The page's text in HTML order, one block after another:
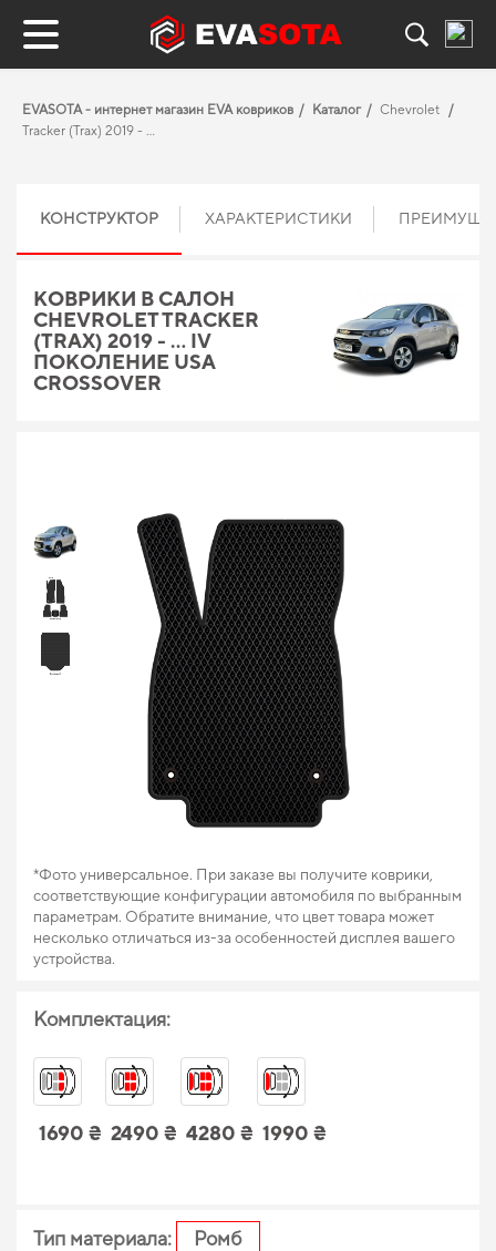
EVASOTA - интернет магазин EVA ковриков Каталог
Chevrolet
Tracker (Trax) 2019 - …
КОНСТРУКТОР ХАРАКТЕРИСТИКИ
КОВРИКИ В САЛОН
CHEVROLET TRACKER
(TRAX) 2019 - … IV
ПОКОЛЕНИЕ USA
CROSSOVER
*Фото универсальное. При заказе вы получите коврики,
соответствующие конфигурации автомобиля по выбранным
параметрам. Обратите внимание, что цвет товара может
несколько отличаться из-за особенностей дисплея вашего
устройства.
Комплектация:
1690 ₴ 2490 ₴ 4280 ₴ 1990 ₴
Тип материала: Ромб